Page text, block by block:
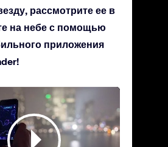
рассмотрите ее в
на небе с помощью
приложения